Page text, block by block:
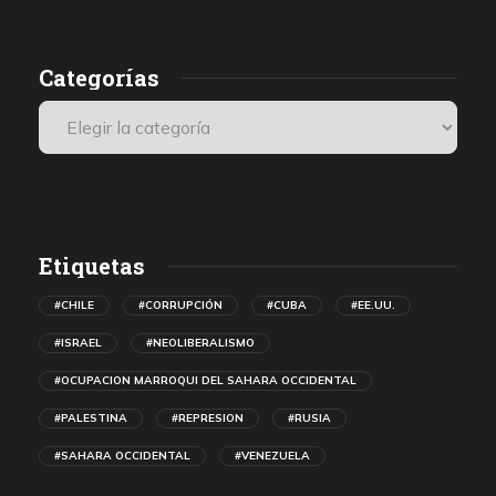
Categorías
Etiquetas
#CHILE #CORRUPCIÓN #CUBA #EE.UU.
#ISRAEL #NEOLIBERALISMO
#OCUPACION MARROQUI DEL SAHARA OCCIDENTAL
#PALESTINA #REPRESION #RUSIA
#SAHARA OCCIDENTAL #VENEZUELA